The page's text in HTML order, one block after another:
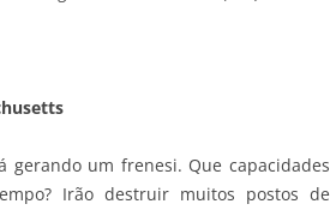
um frenesi. Que capacidades
Irão destruir muitos postos de